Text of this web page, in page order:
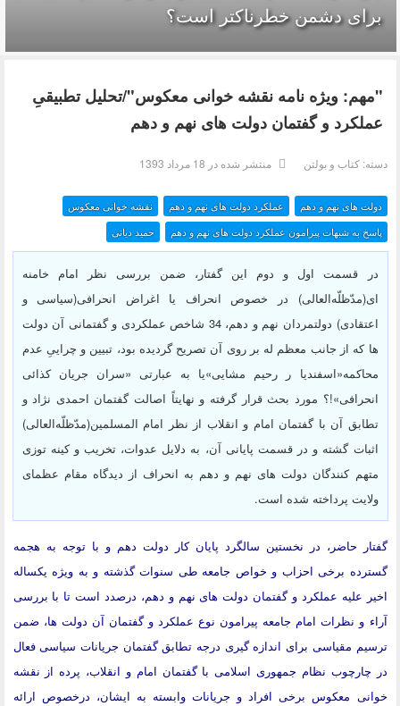
دشمن خطرناکتر است؟
ویژه نامه نقشه خوانی معکوس"/تحلیل تطبیقیِ
و گفتمان دولت های نهم و دهم
کتاب و بولتن منتشر شده در 18 مرداد 1393
های نهم و دهم عملکرد دولت های نهم و دهم
نقشه خوانی معکوس
حمید دیانی
به شبهات پیرامون عملکرد دولت های نهم و دهم
قسمت اول و دوم این گفتار، ضمن بررسی نظر امام خامنه
در خصوص انحراف یا اغراض انحرافی(سیاسی و
اعتقادی) دولتمردان نهم و دهم، 34 شاخص عملکردی و گفتمانی آن دولت
که از جانب معظم له بر روی آن تصریح گردیده بود، تبیین وچراییِ عدم
ر رحیم مشایی»یا به عبارتی «سران جریان کذائی
مورد بحث قرار گرفته و نهایتاً اصالت گفتمان احمدی نژاد و
آن با گفتمان امام و انقلاب از نظر امام المسلمین(مدّظلّه‌العالی)
گشته و در قسمت پایانی آن، به دلایل عدوات، تخریب و کینه توزی
کنندگان دولت های نهم و دهم به انحراف از دیدگاه مقام عظمای
پرداخته شده است.
حاضر، در نخستین سالگرد پایان کار دولت دهم و با توجه به هجمه
برخی احزاب و خواص جامعه طی سنوات گذشته و به ویژه یکساله
علیه عملکرد و گفتمان دولت های نهم و دهم، درصدد است تا با بررسی
و نظرات امام جامعه پیرامون نوع عملکرد و گفتمان آن دولت ها، ضمن
مقیاسی برای اندازه گیری درجه تطابق گفتمان جریانات سیاسی فعال
نظام جمهوری اسلامی با گفتمان امام و انقلاب، پرده از نقشه
معکوس برخی افراد و جریانات وابسته به ایشان، درخصوص ارائه